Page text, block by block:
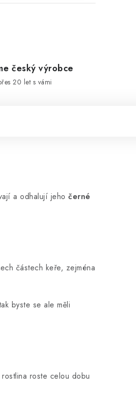
český výrobce
20 let s vámi
a odhalují jeho černé
částech keře, zejména
byste se ale měli
roste celou dobu